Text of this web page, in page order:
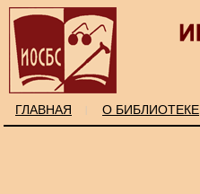
ГЛАВНАЯ О БИБЛИОТЕКЕ